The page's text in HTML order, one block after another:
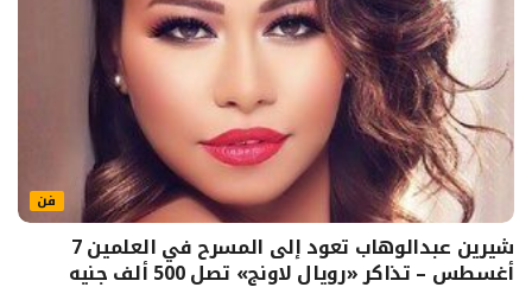
فن
شيرين عبدالوهاب تعود إلى المسرح في العلمين 7
أغسطس – تذاكر «رويال لاونج» تصل 500 ألف جنيه